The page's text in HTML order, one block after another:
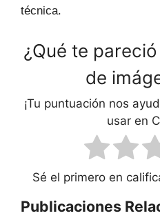
técnica.
¿Qué te
de
¡Tu puntuación nos
usar en
Sé el primero en
Publicaciones